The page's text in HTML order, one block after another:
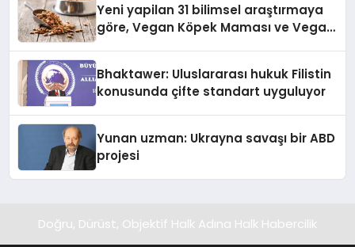
Yeni yapilan 31 bilimsel araştırmaya
göre, Vegan Köpek Maması ve Vegan
Bhaktawer: Uluslararası hukuk Filistin
konusunda çifte standart uyguluyor
Yunan uzman: Ukrayna savaşı bir ABD
projesi
Doğru, Dürüst, Objektif Halk Adına Halk Habercilik